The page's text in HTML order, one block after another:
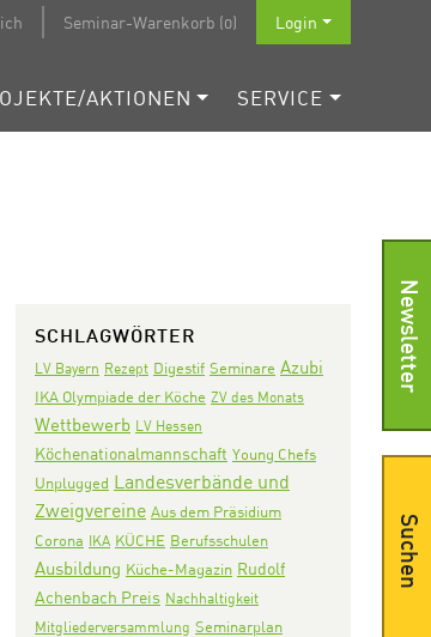
Seminar-Warenkorb (0) Login
AKTIONEN SERVICE
SCHLAGWÖRTER
LV Bayern Rezept Digestif Seminare Azubi
IKA Olympiade der Köche ZV des Monats
Wettbewerb LV Hessen
Köchenationalmannschaft Young Chefs
Unplugged Landesverbände und
Zweigvereine Aus dem Präsidium
Corona IKA KÜCHE Berufsschulen
Ausbildung Küche-Magazin Rudolf
Achenbach Preis Nachhaltigkeit
Mitgliederversammlung Seminarplan
Newsletter
Suchen